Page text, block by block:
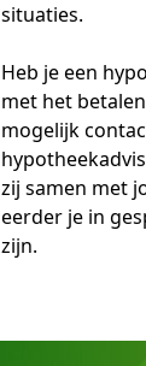
situaties.
Heb je een
met het
mogelijk
zij samen met
eerder je in
zijn.